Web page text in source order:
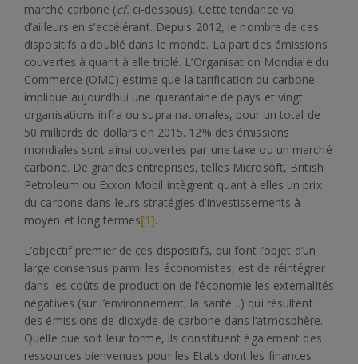
marché carbone (cf. ci-dessous). Cette tendance va
d’ailleurs en s’accélérant. Depuis 2012, le nombre de ces
dispositifs a doublé dans le monde. La part des émissions
couvertes à quant à elle triplé. L’Organisation Mondiale du
Commerce (OMC) estime que la tarification du carbone
implique aujourd’hui une quarantaine de pays et vingt
organisations infra ou supra nationales, pour un total de
50 milliards de dollars en 2015. 12% des émissions
mondiales sont ainsi couvertes par une taxe ou un marché
carbone. De grandes entreprises, telles Microsoft, British
Petroleum ou Exxon Mobil intègrent quant à elles un prix
du carbone dans leurs stratégies d’investissements à
moyen et long termes[1].
L’objectif premier de ces dispositifs, qui font l’objet d’un
large consensus parmi les économistes, est de réintégrer
dans les coûts de production de l’économie les externalités
négatives (sur l’environnement, la santé…) qui résultent
des émissions de dioxyde de carbone dans l’atmosphère.
Quelle que soit leur forme, ils constituent également des
ressources bienvenues pour les Etats dont les finances